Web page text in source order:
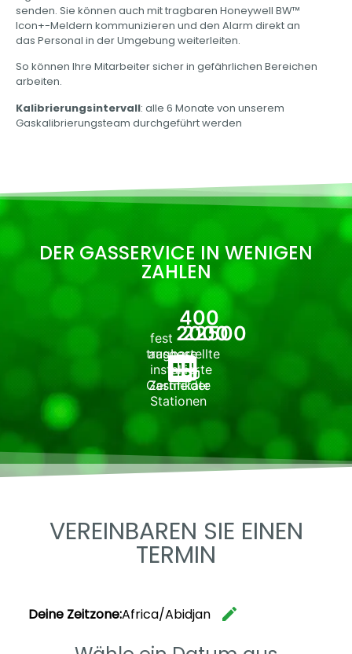
senden. Sie können auch mit tragbaren Honeywell BW™
Icon+-Meldern kommunizieren und den Alarm direkt an
das Personal in der Umgebung weiterleiten.
So können Ihre Mitarbeiter sicher in gefährlichen Bereichen
arbeiten.
Kalibrierungsintervall: alle 6 Monate von unserem
Gaskalibrierungsteam durchgeführt werden
DER GASSERVICE IN WENIGEN
ZAHLEN
tragbare
Gasmelder
2000
fest
installierte
Stationen
400
ausgestellte
Zertifikate
22500
VEREINBAREN SIE EINEN
TERMIN